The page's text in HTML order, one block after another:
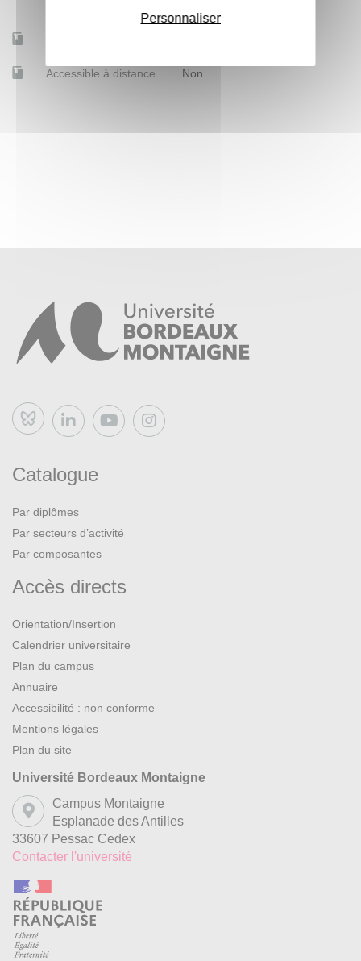
Accessible à distance Non
Bluesky
Catalogue
Par diplômes
Par secteurs d’activité
Par composantes
Accès directs
Orientation/Insertion
Calendrier universitaire
Plan du campus
Annuaire
Accessibilité : non conforme
Mentions légales
Plan du site
Université Bordeaux Montaigne
Campus Montaigne
Esplanade des Antilles
33607 Pessac Cedex
Contacter l'université
Personnaliser